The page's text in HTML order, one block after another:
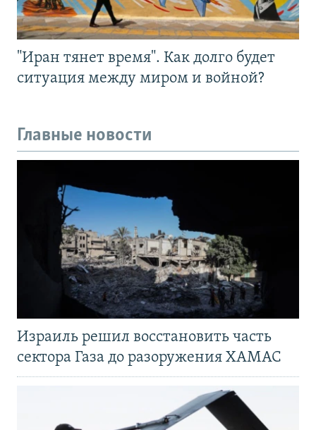
"Иран тянет время". Как долго будет
ситуация между миром и войной?
Главные новости
Израиль решил восстановить часть
сектора Газа до разоружения ХАМАС